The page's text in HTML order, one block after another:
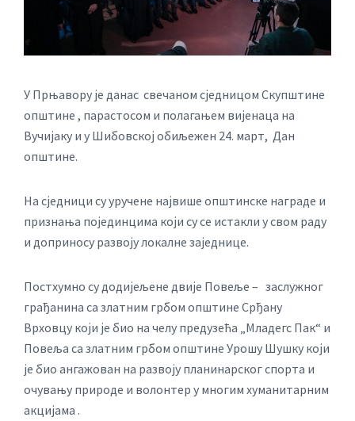
У Прњавору је данас свечаном сједницом Скупштине
општине , парастосом и полагањем вијенаца на
Вучијаку и у Шибовској обиљежен 24. март, Дан
општине.
На сједници су уручене највише општинске награде и
признања појединцима који су се истакли у свом раду
и доприносу развоју локалне заједнице.
Постхумно су додијељене двије Повеље – заслужног
грађанина са златним грбом општине Срђану
Врховцу који је био на челу предузећа „Младегс Пак“ и
Повеља са златним грбом општине Урошу Шушку који
је био ангажован на развоју планинарског спорта и
очувању природе и волонтер у многим хуманитарним
акцијама .